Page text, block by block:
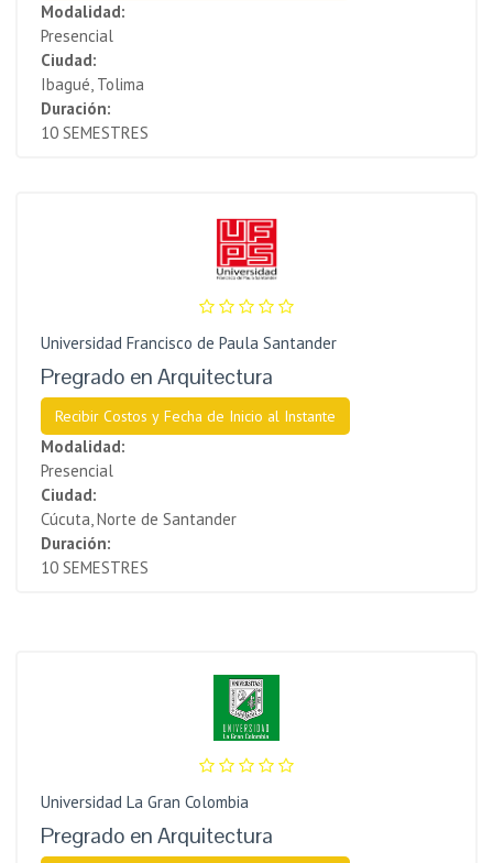
Modalidad:
Presencial
Ciudad:
Ibagué, Tolima
Duración:
10 SEMESTRES
Universidad Francisco de Paula Santander
Pregrado en Arquitectura
Recibir Costos y Fecha de Inicio al Instante
Modalidad:
Presencial
Ciudad:
Cúcuta, Norte de Santander
Duración:
10 SEMESTRES
Universidad La Gran Colombia
Pregrado en Arquitectura